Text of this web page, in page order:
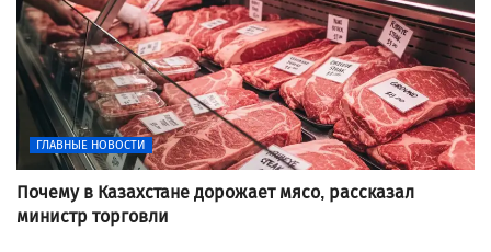
ГЛАВНЫЕ НОВОСТИ
Почему в Казахстане дорожает мясо, рассказал
министр торговли